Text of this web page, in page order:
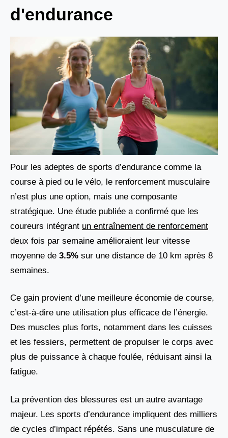
d'endurance
Pour les adeptes de sports d’endurance comme la
course à pied ou le vélo, le renforcement musculaire
n’est plus une option, mais une composante
stratégique. Une étude publiée a confirmé que les
coureurs intégrant un entraînement de renforcement
deux fois par semaine amélioraient leur vitesse
moyenne de 3.5% sur une distance de 10 km après 8
semaines.
Ce gain provient d’une meilleure économie de course,
c’est-à-dire une utilisation plus efficace de l’énergie.
Des muscles plus forts, notamment dans les cuisses
et les fessiers, permettent de propulser le corps avec
plus de puissance à chaque foulée, réduisant ainsi la
fatigue.
La prévention des blessures est un autre avantage
majeur. Les sports d’endurance impliquent des milliers
de cycles d’impact répétés. Sans une musculature de